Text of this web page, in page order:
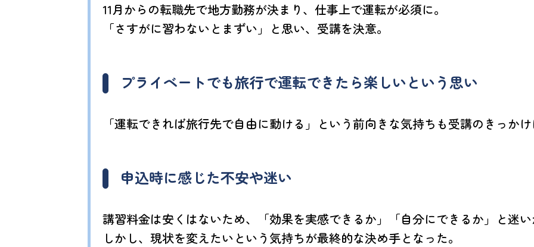
11月からの転職先で地方勤務が決まり、仕事上で運転が必須に。
「さすがに習わないとまずい」と思い、受講を決意。
プライベートでも旅行で運転できたら楽しいという思い
「運転できれば旅行先で自由に動ける」という前向きな気持ちも受講のきっか
申込時に感じた不安や迷い
講習料金は安くはないため、「効果を実感できるか」「自分にできるか」と迷
しかし、現状を変えたいという気持ちが最終的な決め手となった。